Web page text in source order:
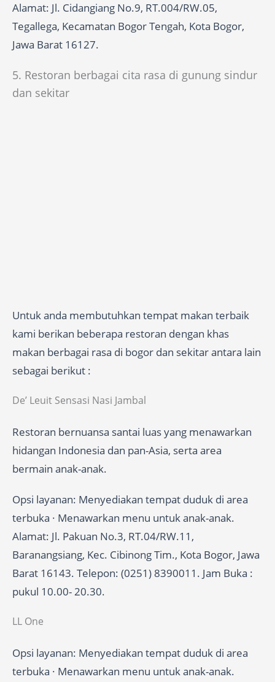
Alamat: Jl. Cidangiang No.9, RT.004/RW.05,
Tegallega, Kecamatan Bogor Tengah, Kota Bogor,
Jawa Barat 16127.
5. Restoran berbagai cita rasa di gunung sindur
dan sekitar
Untuk anda membutuhkan tempat makan terbaik
kami berikan beberapa restoran dengan khas
makan berbagai rasa di bogor dan sekitar antara lain
sebagai berikut :
De’ Leuit Sensasi Nasi Jambal
Restoran bernuansa santai luas yang menawarkan
hidangan Indonesia dan pan-Asia, serta area
bermain anak-anak.
Opsi layanan: Menyediakan tempat duduk di area
terbuka · Menawarkan menu untuk anak-anak.
Alamat: Jl. Pakuan No.3, RT.04/RW.11,
Baranangsiang, Kec. Cibinong Tim., Kota Bogor, Jawa
Barat 16143. Telepon: (0251) 8390011. Jam Buka :
pukul 10.00- 20.30.
LL One
Opsi layanan: Menyediakan tempat duduk di area
terbuka · Menawarkan menu untuk anak-anak.